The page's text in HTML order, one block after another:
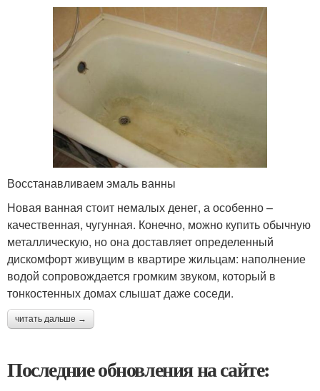
Восстанавливаем эмаль ванны
Новая ванная стоит немалых денег, а особенно –
качественная, чугунная. Конечно, можно купить обычную
металлическую, но она доставляет определенный
дискомфорт живущим в квартире жильцам: наполнение
водой сопровождается громким звуком, который в
тонкостенных домах слышат даже соседи.
читать дальше →
Последние обновления на сайте: